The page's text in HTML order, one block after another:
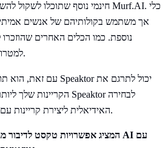
נוספת. כמו הכלים האחרים שהוזכרו
למטרות שונות ולצרכי תוכן שונים.
האידיאלית ליצירת קריינות עם תפוצה גלובלית גדולה יותר.